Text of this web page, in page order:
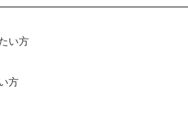
い方
方